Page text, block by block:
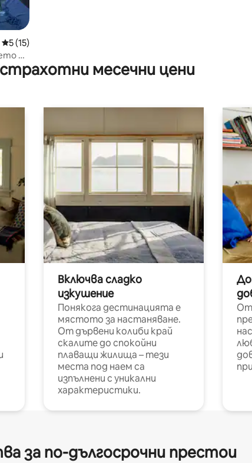
Средна оценка: 5 от 5, 15 отзива
5 (15)
на
месечни цени
Включва сладко
изкушение
Понякога дестинацията е
мястото за настаняване.
От дървени колиби край
скалите до спокойни
плаващи жилища – тези
места под наем са
изпълнени с уникални
характеристики.
за по-дългосрочни престои